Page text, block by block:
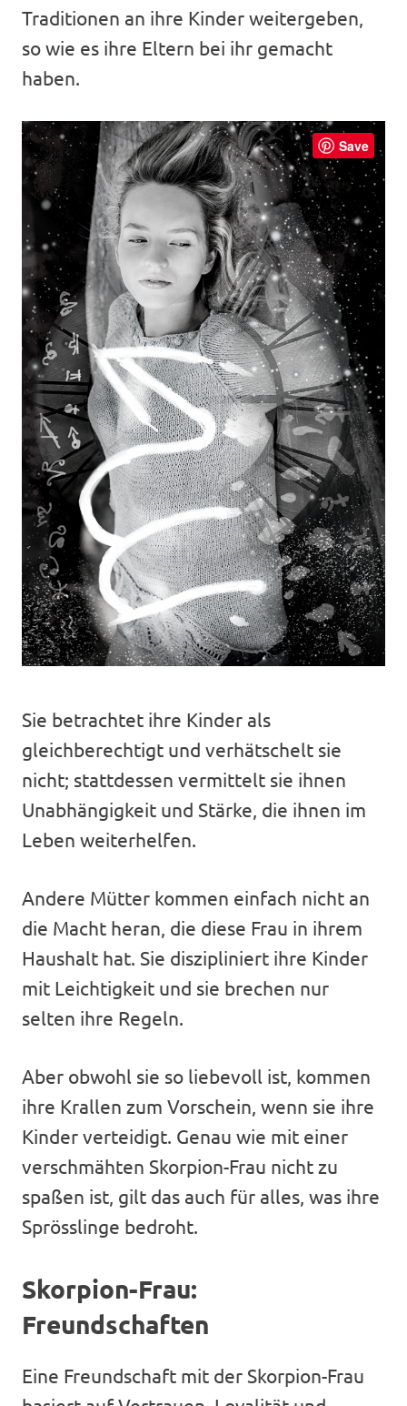
Traditionen an ihre Kinder weitergeben,
so wie es ihre Eltern bei ihr gemacht
haben.
Save
Sie betrachtet ihre Kinder als
gleichberechtigt und verhätschelt sie
nicht; stattdessen vermittelt sie ihnen
Unabhängigkeit und Stärke, die ihnen im
Leben weiterhelfen.
Andere Mütter kommen einfach nicht an
die Macht heran, die diese Frau in ihrem
Haushalt hat. Sie diszipliniert ihre Kinder
mit Leichtigkeit und sie brechen nur
selten ihre Regeln.
Aber obwohl sie so liebevoll ist, kommen
ihre Krallen zum Vorschein, wenn sie ihre
Kinder verteidigt. Genau wie mit einer
verschmähten Skorpion-Frau nicht zu
spaßen ist, gilt das auch für alles, was ihre
Sprösslinge bedroht.
Skorpion-Frau:
Freundschaften
Eine Freundschaft mit der Skorpion-Frau